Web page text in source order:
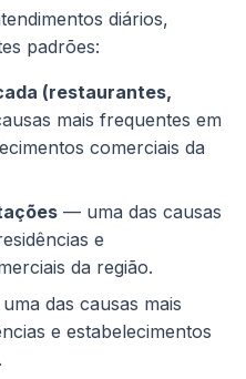
diários,
padrões:
(restaurantes,
mais frequentes em
comerciais da
— uma das causas
e
da região.
das causas mais
e estabelecimentos